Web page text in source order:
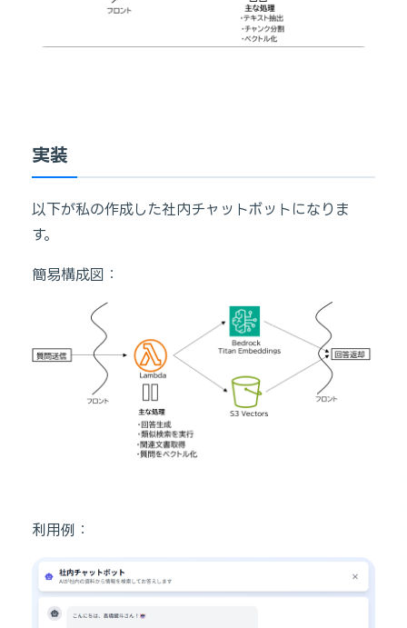
実装
以下が私の作成した社内チャットボットになりま
す。
簡易構成図：
利用例：